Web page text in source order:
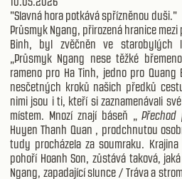
"Slavná hora potkává spřízněnou duši."
Průsmyk Ngang, přirozená hranice mezi
Binh, byl zvěčněn ve starobylých
„Průsmyk Ngang nese těžké
rameno pro Ha Tinh, jedno pro
nesčetných kroků našich předků
nimi jsou i ti, kteří si zaznamenávali
místem. Mnozí znají báseň „Přechod
Huyen Thanh Quan , prodchnutou
tudy procházela za soumraku.
pohoří Hoanh Son, zůstává taková,
Ngang, zapadající slunce / Tráva a